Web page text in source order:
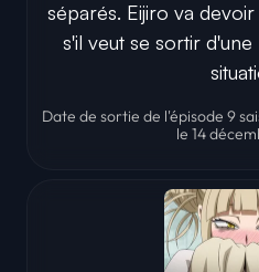
séparés. Eijiro va
s'il veut se sortir
Date de sortie de l'épisode 9
le 14